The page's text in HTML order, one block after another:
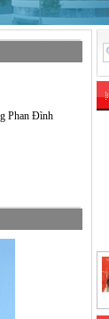
Phan Đình